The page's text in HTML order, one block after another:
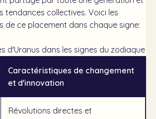
tendances collectives. Voici les
de ce placement dans chaque signe:
d'Uranus dans les signes du zodiaque
Caractéristiques de changement
et d'innovation
Révolutions directes et